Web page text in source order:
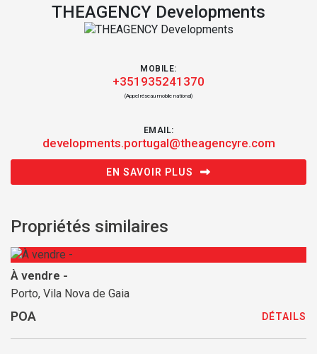
THEAGENCY Developments
MOBILE:
+351935241370
(Appel réseau mobile national)
EMAIL:
developments.portugal@theagencyre.com
EN SAVOIR PLUS
Propriétés similaires
À vendre -
Porto, Vila Nova de Gaia
POA DÉTAILS